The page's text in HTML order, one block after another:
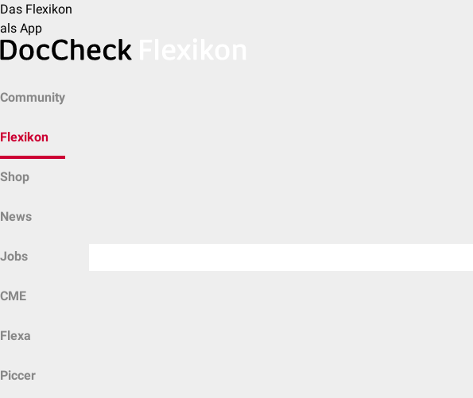
Das Flexikon
als App
Community
Flexikon
Shop
News
Jobs
CME
Flexa
Piccer